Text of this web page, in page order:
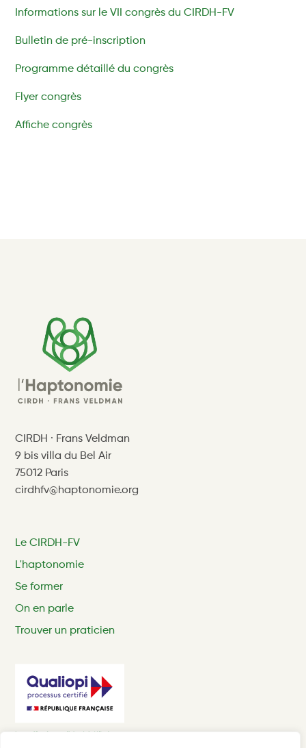
Informations sur le VII congrès du CIRDH-FV
Bulletin de pré-inscription
Programme détaillé du congrès
Flyer congrès
Affiche congrès
CIRDH · Frans Veldman
9 bis villa du Bel Air
75012 Paris
cirdhfv@haptonomie.org
Le CIRDH-FV
L'haptonomie
Se former
On en parle
Trouver un praticien